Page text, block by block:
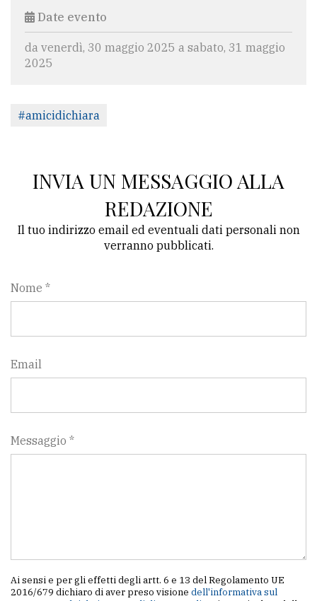
Date evento
da venerdì, 30 maggio 2025 a sabato, 31 maggio
2025
#amicidichiara
INVIA UN MESSAGGIO ALLA
REDAZIONE
Il tuo indirizzo email ed eventuali dati personali non
verranno pubblicati.
Nome *
Email
Messaggio *
Ai sensi e per gli effetti degli artt. 6 e 13 del Regolamento UE
2016/679 dichiaro di aver preso visione dell'informativa sul